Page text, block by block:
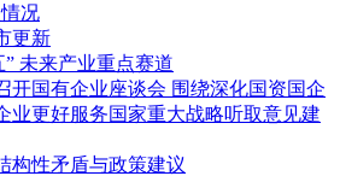
况
更新
未来产业重点赛道
开国有企业座谈会 围绕深化国资国企
业更好服务国家重大战略听取意见建
构性矛盾与政策建议